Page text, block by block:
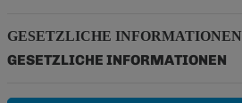
GESETZLICHE INFORMATIONEN
GESETZLICHE INFORMATIONEN